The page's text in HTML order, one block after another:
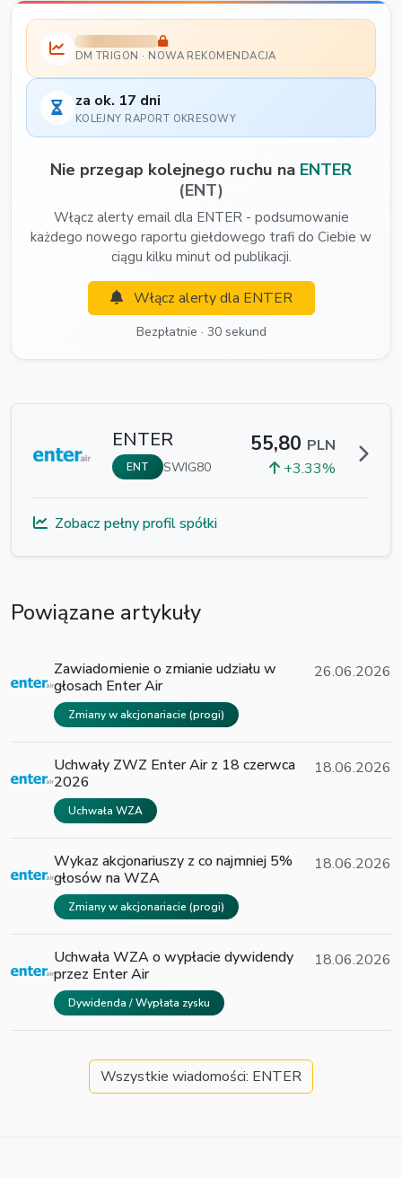
DM TRIGON · NOWA REKOMENDACJA
za ok. 17 dni
KOLEJNY RAPORT OKRESOWY
Nie przegap kolejnego ruchu na ENTER
(ENT)
Włącz alerty email dla ENTER - podsumowanie
każdego nowego raportu giełdowego trafi do Ciebie w
ciągu kilku minut od publikacji.
Włącz alerty dla ENTER
Bezpłatnie · 30 sekund
ENTER
ENT SWIG80
55,80 PLN
+3.33%
Zobacz pełny profil spółki
Powiązane artykuły
Zawiadomienie o zmianie udziału w
głosach Enter Air
Zmiany w akcjonariacie (progi)
26.06.2026
Uchwały ZWZ Enter Air z 18 czerwca
2026
Uchwała WZA
18.06.2026
Wykaz akcjonariuszy z co najmniej 5%
głosów na WZA
Zmiany w akcjonariacie (progi)
18.06.2026
Uchwała WZA o wypłacie dywidendy
przez Enter Air
Dywidenda / Wypłata zysku
18.06.2026
Wszystkie wiadomości: ENTER